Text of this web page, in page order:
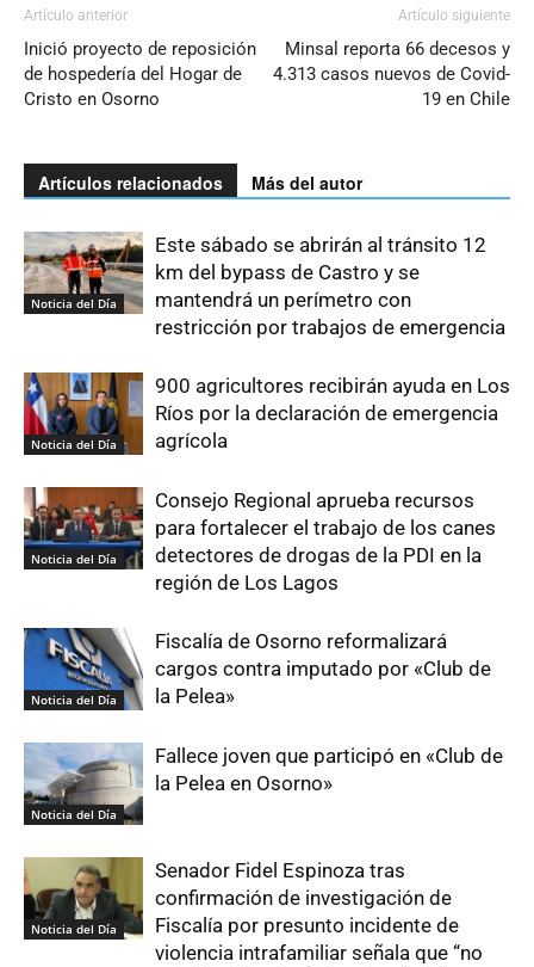
Artículo anterior
Inició proyecto de reposición
de hospedería del Hogar de
Cristo en Osorno
Artículo siguiente
Minsal reporta 66 decesos y
4.313 casos nuevos de Covid-
19 en Chile
Artículos relacionados Más del autor
Noticia del Día
Este sábado se abrirán al tránsito 12
km del bypass de Castro y se
mantendrá un perímetro con
restricción por trabajos de emergencia
Noticia del Día
900 agricultores recibirán ayuda en Los
Ríos por la declaración de emergencia
agrícola
Noticia del Día
Consejo Regional aprueba recursos
para fortalecer el trabajo de los canes
detectores de drogas de la PDI en la
región de Los Lagos
Noticia del Día
Fiscalía de Osorno reformalizará
cargos contra imputado por «Club de
la Pelea»
Noticia del Día
Fallece joven que participó en «Club de
la Pelea en Osorno»
Noticia del Día
Senador Fidel Espinoza tras
confirmación de investigación de
Fiscalía por presunto incidente de
violencia intrafamiliar señala que “no